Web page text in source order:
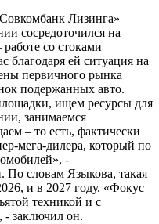
Лизинга»
сосредоточился на
со стоками
благодаря ей ситуация на
первичного рынка
подержанных авто.
ищем ресурсы для
занимаемся
– то есть, фактически
мега-дилера, который по
-
словам Языкова, такая
и в 2027 году. «Фокус
техникой и с
- заключил он.